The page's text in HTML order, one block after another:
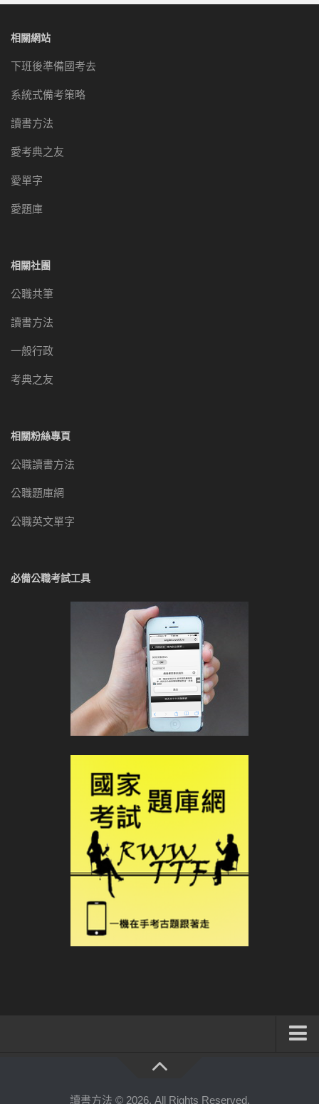
相關網站
下班後準備國考去
系統式備考策略
讀書方法
愛考典之友
愛單字
愛題庫
相關社團
公職共筆
讀書方法
一般行政
考典之友
相關粉絲專頁
公職讀書方法
公職題庫網
公職英文單字
必備公職考試工具
讀書方法 © 2026. All Rights Reserved.